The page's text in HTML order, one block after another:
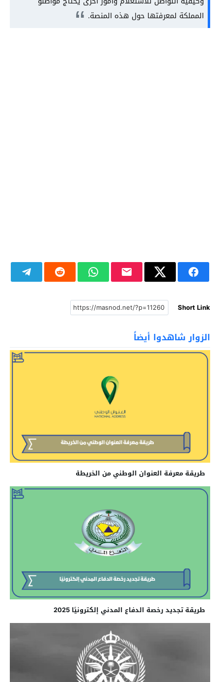
المملكة لمعرفتها حول هذه المنصة.
Short Link
الزوار شاهدوا أيضاً
طريقة معرفة العنوان الوطني من الخريطة
طريقة تجديد رخصة الدفاع المدني إلكترونيًا 2025